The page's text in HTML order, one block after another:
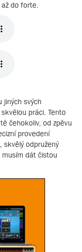
do forte.
jiných svých
práci. Tento
čehokoliv, od zpěvu
provedení
skvělý odpružený
dát čistou